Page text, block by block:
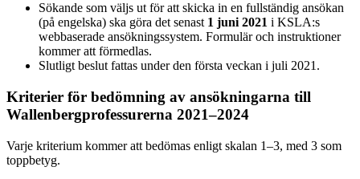
Sökande som väljs ut för att skicka in en fullständig ansökan
(på engelska) ska göra det senast 1 juni 2021 i KSLA:s
webbaserade ansökningssystem. Formulär och instruktioner
kommer att förmedlas.
Slutligt beslut fattas under den första veckan i juli 2021.
Kriterier för bedömning av ansökningarna till
Wallenbergprofessurerna 2021–2024
Varje kriterium kommer att bedömas enligt skalan 1–3, med 3 som
toppbetyg.